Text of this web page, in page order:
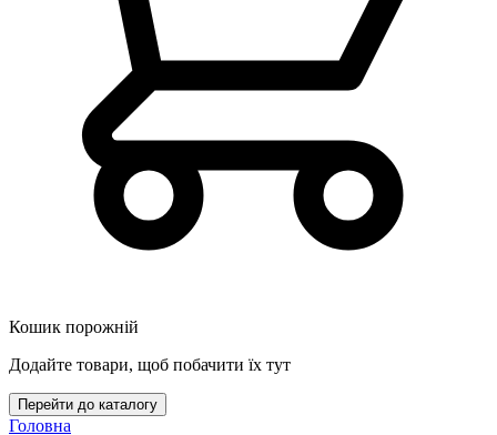
Кошик порожній
Додайте товари, щоб побачити їх тут
Перейти до каталогу
Головна